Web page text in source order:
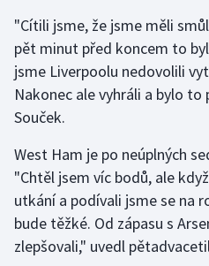
Házená
Jezdectví
Judo
Krasobruslení
Lezení
Lyže a snowboard
"Cítili jsme, že jsme měli
pět minut před koncem to
jsme Liverpoolu nedovolili
Nakonec ale vyhráli a bylo to
Souček.
West Ham je po neúplných
"Chtěl jsem víc bodů, ale
utkání a podívali jsme se na
bude těžké. Od zápasu s
zlepšovali," uvedl